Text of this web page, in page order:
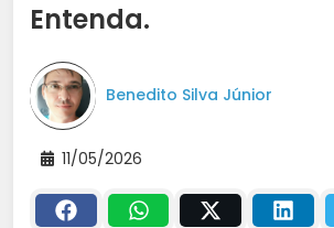
Entenda.
Benedito Silva Júnior
11/05/2026